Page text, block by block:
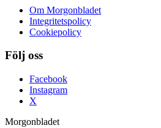
Om Morgonbladet
Integritetspolicy
Cookiepolicy
Följ oss
Facebook
Instagram
X
Morgonbladet